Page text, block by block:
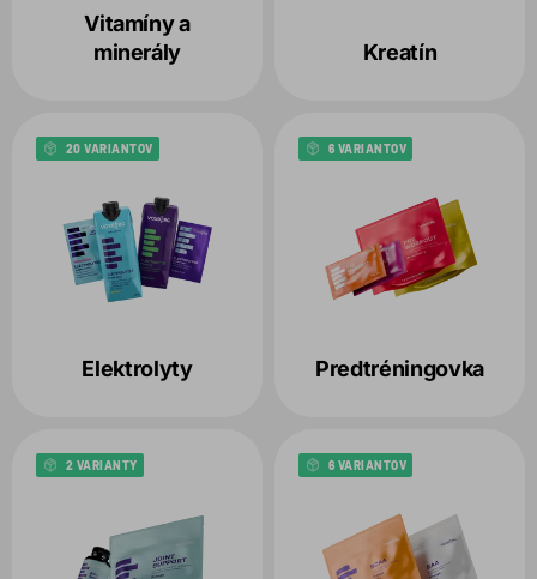
Vitamíny a
minerály
Kreatín
Elektrolyty
20 VARIANTOV
Predtréningovka
6 VARIANTOV
2 VARIANTY 6 VARIANTOV